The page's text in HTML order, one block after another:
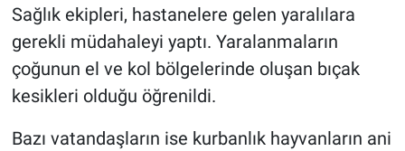
Sağlık ekipleri, hastanelere gelen yaralılara
gerekli müdahaleyi yaptı. Yaralanmaların
çoğunun el ve kol bölgelerinde oluşan bıçak
kesikleri olduğu öğrenildi.
Bazı vatandaşların ise kurbanlık hayvanların ani